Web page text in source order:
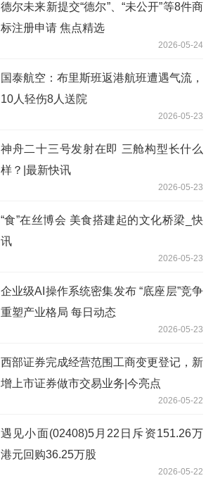
德尔未来新提交“德尔”、“未公开”等8件商
标注册申请 焦点精选
2026-05-24
国泰航空：布里斯班返港航班遭遇气流，
10人轻伤8人送院
2026-05-23
神舟二十三号发射在即 三舱构型长什么
样？|最新快讯
2026-05-23
“食”在丝博会 美食搭建起的文化桥梁_快
讯
2026-05-23
企业级AI操作系统密集发布 “底座层”竞争
重塑产业格局 每日动态
2026-05-23
西部证券完成经营范围工商变更登记，新
增上市证券做市交易业务|今亮点
2026-05-22
遇见小面(02408)5月22日斥资151.26万
港元回购36.25万股
2026-05-22